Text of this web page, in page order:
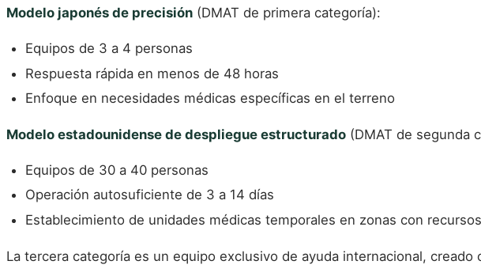
Modelo japonés de precisión (DMAT de primera categoría):
Equipos de 3 a 4 personas
Respuesta rápida en menos de 48 horas
Enfoque en necesidades médicas específicas en el terreno
Modelo estadounidense de despliegue estructurado (DMAT de segunda
Equipos de 30 a 40 personas
Operación autosuficiente de 3 a 14 días
Establecimiento de unidades médicas temporales en zonas con
La tercera categoría es un equipo exclusivo de ayuda internacional,